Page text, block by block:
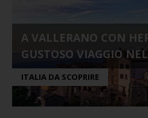
A VALLERANO CON
GUSTOSO VIAGGIO
ITALIA DA SCOPRIRE